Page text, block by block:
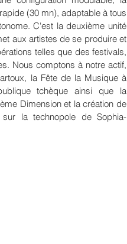
(30 mn), adaptable à tous
C'est la deuxième unité
aux artistes de se produire et
telles que des festivals,
Nous comptons à notre actif,
la Fête de la Musique à
tchèque ainsi que la
Dimension et la création de
la technopole de Sophia-